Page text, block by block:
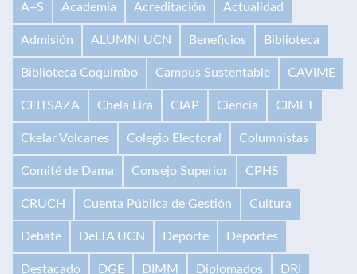
A+S Academia Acreditación Actualidad
Admisión ALUMNI UCN Beneficios Biblioteca
Biblioteca Coquimbo Campus Sustentable CAVIME
CEITSAZA Chela Lira CIAP Ciencia CIMET
Ckelar Volcanes Colegio Electoral Columnistas
Comité de Dama Consejo Superior CPHS
CRUCH Cuenta Pública de Gestión Cultura
Debate DeLTA UCN Deporte Deportes
Destacado DGE DIMM Diplomados DRI